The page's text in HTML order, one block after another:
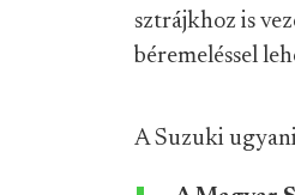
sztrájkhoz is
béremeléssel
A Suzuki